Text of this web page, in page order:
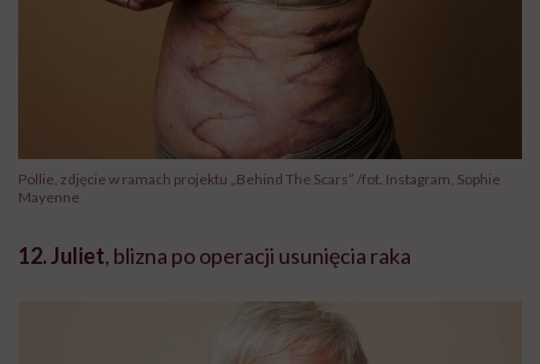
Pollie, zdjęcie w ramach projektu „Behind The Scars” /fot. Instagram, Sophie
Mayenne
12. Juliet, blizna po operacji usunięcia raka